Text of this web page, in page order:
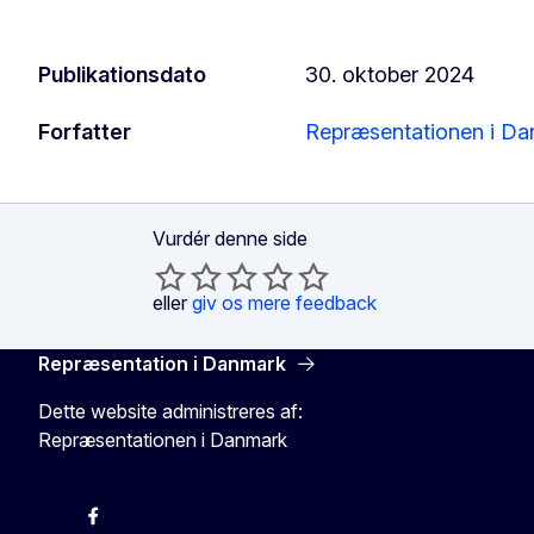
Publikationsdato 30. oktober 2024
Forfatter Repræsentationen i
Vurdér denne side
eller giv os mere feedback
Repræsentation i Danmark
Dette website administreres af:
Repræsentationen i Danmark